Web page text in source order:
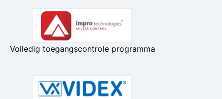
Volledig toegangscontrole programma